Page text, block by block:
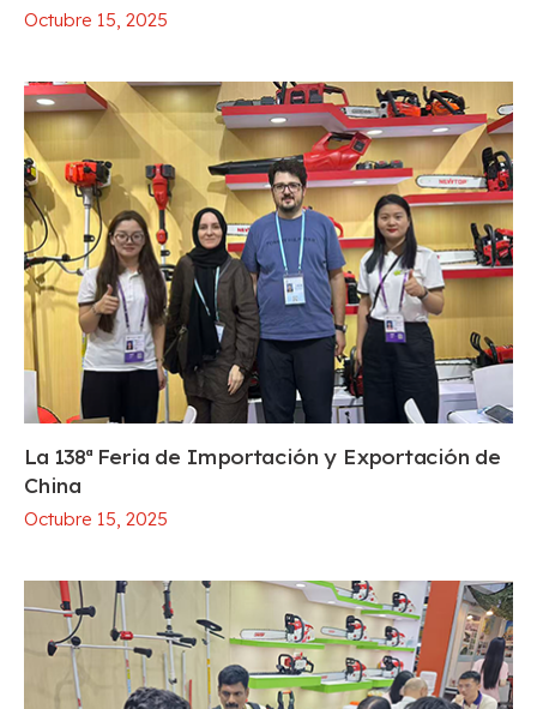
Octubre 15, 2025
La 138ª Feria de Importación y Exportación de
China
Octubre 15, 2025